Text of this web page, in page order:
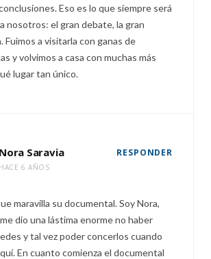
Eso es lo que siempre será
nosotros: el gran debate, la gran
Fuimos a visitarla con ganas de
y volvimos a casa con muchas más
lugar tan único.
Nora Saravia
HACE 6 AÑOS
RESPONDER
maravilla su documental. Soy Nora,
dio una lástima enorme no haber
y tal vez poder concerlos cuando
En cuanto comienza el documental